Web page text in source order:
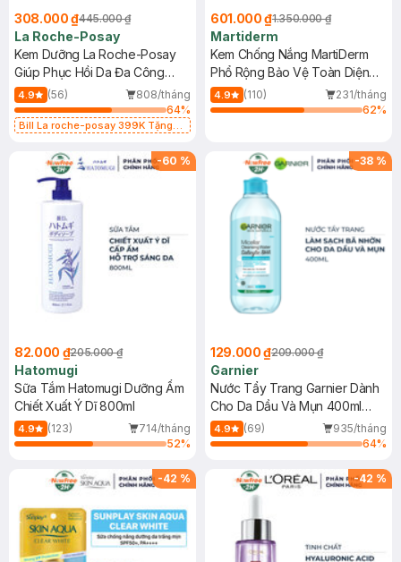
308.000 ₫445.000 ₫
La Roche-Posay
Kem Dưỡng La Roche-Posay
Giúp Phục Hồi Da Đa Công
Dụng 40ml
4.9 (56)
808/tháng
64%
Bill La roche-posay 399K Tặng
(SL có hạn)
601.000 ₫1.350.000 ₫
Martiderm
Kem Chống Nắng MartiDerm
Phổ Rộng Bảo Vệ Toàn Diện
40ml
4.9 (110)
231/tháng
62%
-60 %
82.000 ₫205.000 ₫
Hatomugi
Sữa Tắm Hatomugi Dưỡng Ẩm
Chiết Xuất Ý Dĩ 800ml
4.9 (123)
714/tháng
52%
-38 %
129.000 ₫209.000 ₫
Garnier
Nước Tẩy Trang Garnier Dành
Cho Da Dầu Và Mụn 400ml
(Mới)
4.9 (69)
935/tháng
64%
-42 % -42 %